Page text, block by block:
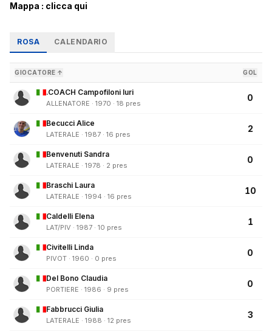
Mappa : clicca qui
ROSA CALENDARIO
GIOCATORE ↑ GOL
.COACH Campofiloni Iuri
ALLENATORE · 1970 · 18 pres
0
Becucci Alice
LATERALE · 1987 · 16 pres
2
Benvenuti Sandra
LATERALE · 1978 · 2 pres
0
Braschi Laura
LATERALE · 1994 · 16 pres
10
Caldelli Elena
LAT/PIV · 1987 · 10 pres
1
Civitelli Linda
PIVOT · 1960 · 0 pres
0
Del Bono Claudia
PORTIERE · 1986 · 9 pres
0
Fabbrucci Giulia
LATERALE · 1988 · 12 pres
3